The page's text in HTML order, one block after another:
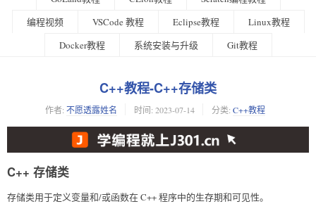
编程视频
VSCode 教程 Eclipse教程
Linux教程
Docker教程
系统安装与升级 Git教程
C++教程-C++存储类
作者: 不愿透露姓名 时间: 2023-07-14 分类: C++教程
C++ 存储类
存储类用于定义变量和/或函数在 C++ 程序中的生存期和可见性。